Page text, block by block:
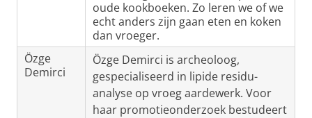
oude kookboeken. Zo leren we of we
echt anders zijn gaan eten en koken
dan vroeger.
Özge
Demirci
Özge Demirci is archeoloog,
gespecialiseerd in lipide residu-
analyse op vroeg aardewerk. Voor
haar promotieonderzoek bestudeert